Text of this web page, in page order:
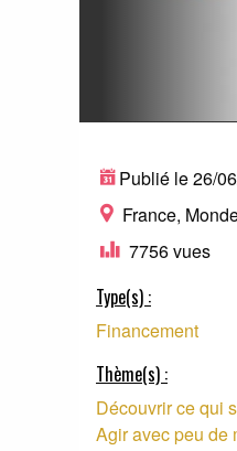
Publié le 26/
France,
7756 vues
Type(s) :
Financement
Thème(s) :
Découvrir ce qui
Agir avec peu de